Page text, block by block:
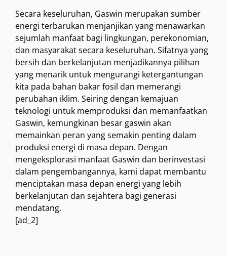
Secara keseluruhan, Gaswin merupakan sumber
energi terbarukan menjanjikan yang menawarkan
sejumlah manfaat bagi lingkungan, perekonomian,
dan masyarakat secara keseluruhan. Sifatnya yang
bersih dan berkelanjutan menjadikannya pilihan
yang menarik untuk mengurangi ketergantungan
kita pada bahan bakar fosil dan memerangi
perubahan iklim. Seiring dengan kemajuan
teknologi untuk memproduksi dan memanfaatkan
Gaswin, kemungkinan besar gaswin akan
memainkan peran yang semakin penting dalam
produksi energi di masa depan. Dengan
mengeksplorasi manfaat Gaswin dan berinvestasi
dalam pengembangannya, kami dapat membantu
menciptakan masa depan energi yang lebih
berkelanjutan dan sejahtera bagi generasi
mendatang.
[ad_2]